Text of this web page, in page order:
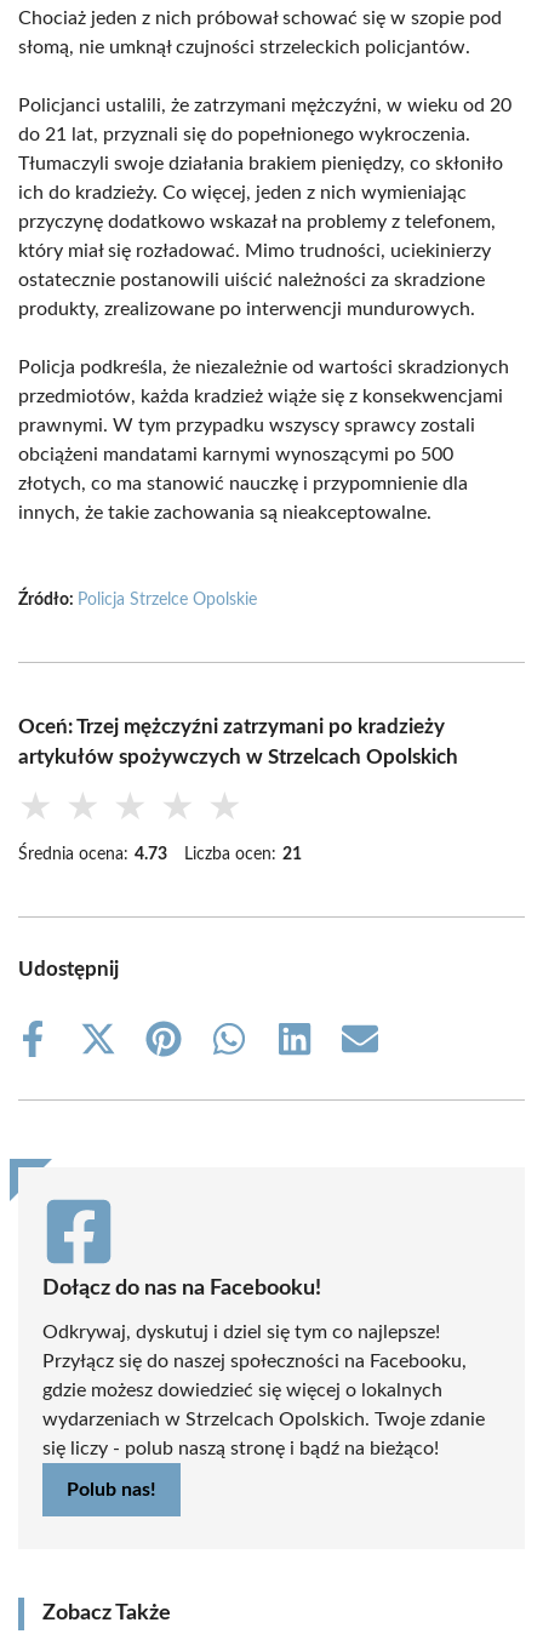
Chociaż jeden z nich próbował schować się w szopie pod
słomą, nie umknął czujności strzeleckich policjantów.
Policjanci ustalili, że zatrzymani mężczyźni, w wieku od 20
do 21 lat, przyznali się do popełnionego wykroczenia.
Tłumaczyli swoje działania brakiem pieniędzy, co skłoniło
ich do kradzieży. Co więcej, jeden z nich wymieniając
przyczynę dodatkowo wskazał na problemy z telefonem,
który miał się rozładować. Mimo trudności, uciekinierzy
ostatecznie postanowili uiścić należności za skradzione
produkty, zrealizowane po interwencji mundurowych.
Policja podkreśla, że niezależnie od wartości skradzionych
przedmiotów, każda kradzież wiąże się z konsekwencjami
prawnymi. W tym przypadku wszyscy sprawcy zostali
obciążeni mandatami karnymi wynoszącymi po 500
złotych, co ma stanowić nauczkę i przypomnienie dla
innych, że takie zachowania są nieakceptowalne.
Źródło: Policja Strzelce Opolskie
Oceń: Trzej mężczyźni zatrzymani po kradzieży
artykułów spożywczych w Strzelcach Opolskich
★ ★ ★ ★ ★
Średnia ocena: 4.73 Liczba ocen: 21
Udostępnij
Share
Share
(Twitter)
Share
Share
Share
Share
Dołącz do nas na Facebooku!
Odkrywaj, dyskutuj i dziel się tym co najlepsze!
Przyłącz się do naszej społeczności na Facebooku,
gdzie możesz dowiedzieć się więcej o lokalnych
wydarzeniach w Strzelcach Opolskich. Twoje zdanie
się liczy - polub naszą stronę i bądź na bieżąco!
Polub nas!
Zobacz Także